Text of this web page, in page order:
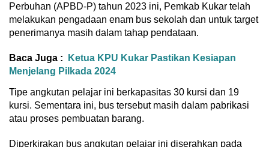
Perbuhan (APBD-P) tahun 2023 ini, Pemkab Kukar telah
melakukan pengadaan enam bus sekolah dan untuk target
penerimanya masih dalam tahap pendataan.
Baca Juga :
Ketua KPU Kukar Pastikan Kesiapan
Menjelang Pilkada 2024
Tipe angkutan pelajar ini berkapasitas 30 kursi dan 19
kursi. Sementara ini, bus tersebut masih dalam pabrikasi
atau proses pembuatan barang.
Diperkirakan bus angkutan pelajar ini diserahkan pada